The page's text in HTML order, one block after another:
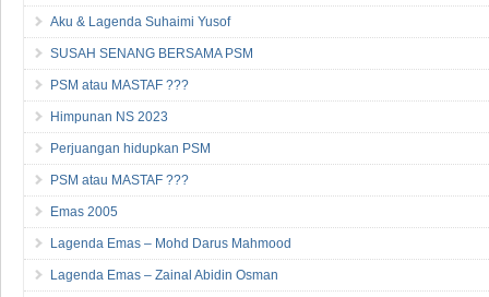
Aku & Lagenda Suhaimi Yusof
SUSAH SENANG BERSAMA PSM
PSM atau MASTAF ???
Himpunan NS 2023
Perjuangan hidupkan PSM
PSM atau MASTAF ???
Emas 2005
Lagenda Emas – Mohd Darus Mahmood
Lagenda Emas – Zainal Abidin Osman